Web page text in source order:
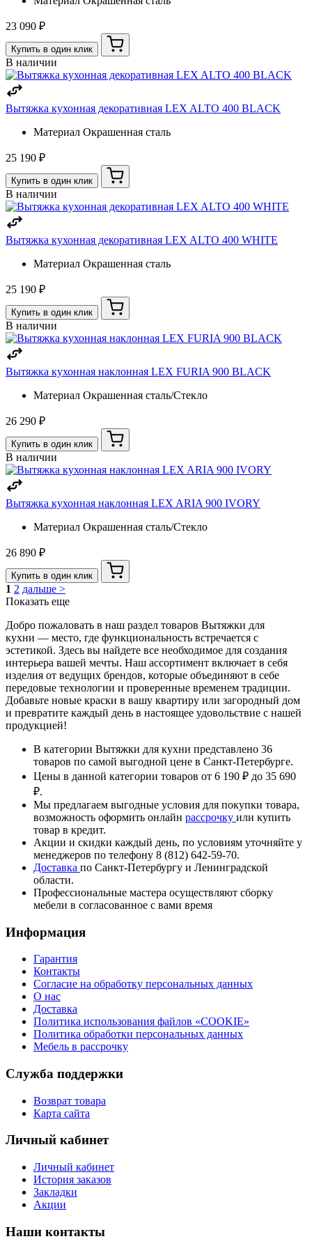
23 090 ₽
Купить в один клик
В наличии
Вытяжка кухонная декоративная LEX ALTO 400 BLACK
Материал Окрашенная сталь
25 190 ₽
Купить в один клик
В наличии
Вытяжка кухонная декоративная LEX ALTO 400 WHITE
Материал Окрашенная сталь
25 190 ₽
Купить в один клик
В наличии
Вытяжка кухонная наклонная LEX FURIA 900 BLACK
Материал Окрашенная сталь/Стекло
26 290 ₽
Купить в один клик
В наличии
Вытяжка кухонная наклонная LEX ARIA 900 IVORY
Материал Окрашенная сталь/Стекло
26 890 ₽
Купить в один клик
1 2 дальше >
Показать еще
Добро пожаловать в наш раздел товаров Вытяжки для
кухни — место, где функциональность встречается с
эстетикой. Здесь вы найдете все необходимое для создания
интерьера вашей мечты. Наш ассортимент включает в себя
изделия от ведущих брендов, которые объединяют в себе
передовые технологии и проверенные временем традиции.
Добавьте новые краски в вашу квартиру или загородный дом
и превратите каждый день в настоящее удовольствие с нашей
продукцией!
В категории Вытяжки для кухни представлено 36
товаров по самой выгодной цене в Санкт-Петербурге.
Цены в данной категории товаров от 6 190 ₽ до 35 690
₽.
Мы предлагаем выгодные условия для покупки товара,
возможность оформить онлайн рассрочку или купить
товар в кредит.
Акции и скидки каждый день, по условиям уточняйте у
менеджеров по телефону 8 (812) 642-59-70.
Доставка по Санкт-Петербургу и Ленинградской
области.
Профессиональные мастера осуществляют сборку
мебели в согласованное с вами время
Информация
Гарантия
Контакты
Согласие на обработку персональных данных
О нас
Доставка
Политика использования файлов «COOKIE»
Политика обработки персональных данных
Мебель в рассрочку
Служба поддержки
Возврат товара
Карта сайта
Личный кабинет
Личный кабинет
История заказов
Закладки
Акции
Наши контакты